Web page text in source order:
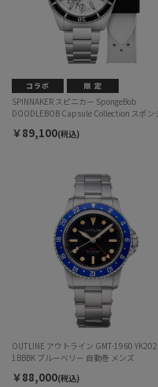
SPINNAKER スピニカー SpongeBob
DOODLEBOB Capsule Collection スポン
SP-5175-11 自動巻 メンズ
￥89,100(税込)
OUTLINE アウトライン GMT-1960
1BBBK ブルーベリー 自動巻 メンズ
￥88,000(税込)